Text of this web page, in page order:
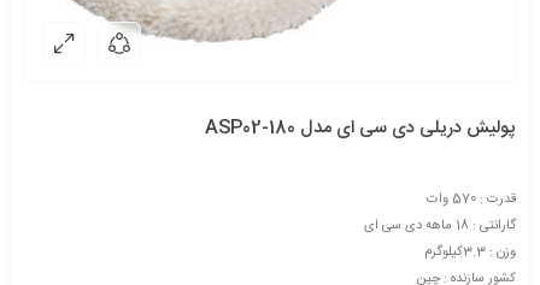
پولیش دریلی دی سی ای مدل ASP02-180
قدرت : 570 وات
گارانتی : 18 ماهه دی سی ای
وزن : 3.3کیلوگرم
کشور سازنده : چین